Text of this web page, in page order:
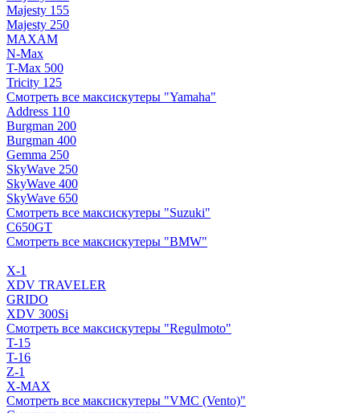
Majesty 155
Majesty 250
MAXAM
N-Max
T-Max 500
Tricity 125
Смотреть все максискутеры "Yamaha"
Address 110
Burgman 200
Burgman 400
Gemma 250
SkyWave 250
SkyWave 400
SkyWave 650
Смотреть все максискутеры "Suzuki"
C650GT
Смотреть все максискутеры "BMW"
X-1
XDV TRAVELER
GRIDO
XDV 300Si
Смотреть все максискутеры "Regulmoto"
T-15
T-16
Z-1
X-MAX
Смотреть все максискутеры "VMC (Vento)"